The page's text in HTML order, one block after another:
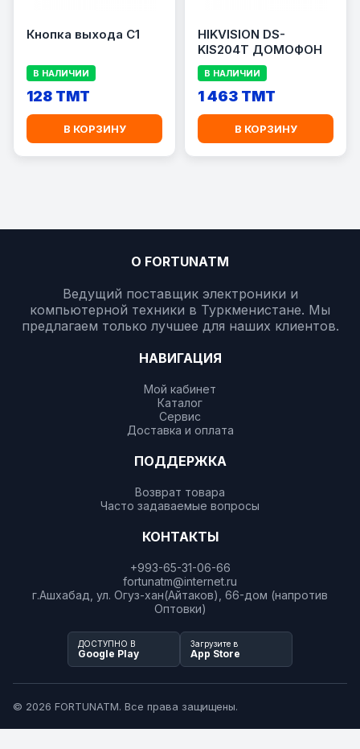
Кнопка выхода C1
В НАЛИЧИИ
128 TMT
В КОРЗИНУ
HIKVISION DS-
KIS204T ДОМОФОН
В НАЛИЧИИ
1 463 TMT
В КОРЗИНУ
О FORTUNATM
Ведущий поставщик электроники и
компьютерной техники в Туркменистане. Мы
предлагаем только лучшее для наших клиентов.
НАВИГАЦИЯ
Мой кабинет
Каталог
Сервис
Доставка и оплата
ПОДДЕРЖКА
Возврат товара
Часто задаваемые вопросы
КОНТАКТЫ
+993-65-31-06-66
fortunatm@internet.ru
г.Ашхабад, ул. Огуз-хан(Айтаков), 66-дом (напротив
Оптовки)
ДОСТУПНО В
Google Play
Загрузите в
App Store
© 2026 FORTUNATM. Все права защищены.